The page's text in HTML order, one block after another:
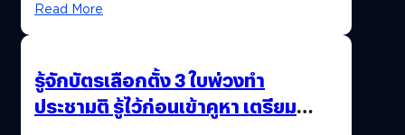
Read More
รู้จักบัตรเลือกตั้ง 3 ใบพ่วงทำ
ประชามติ รู้ไว้ก่อนเข้าคูหา เตรียม